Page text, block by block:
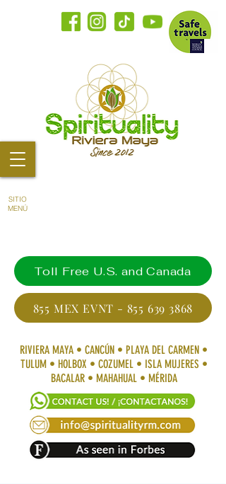
SITIO
MENÚ
RIVIERA MAYA • CANCÚN • PLAYA DEL CARMEN •
TULUM • HOLBOX • COZUMEL • ISLA MUJERES •
BACALAR • MAHAHUAL • MÉRIDA
Toll Free U.S. and Canada
855 MEX EVNT - 855 639 3868